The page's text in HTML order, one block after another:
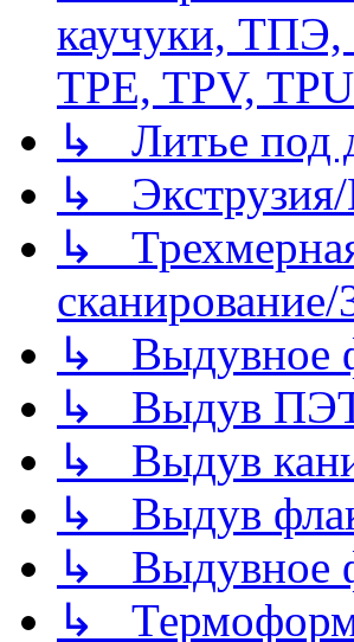
каучуки, ТПЭ,
TPE, TPV,
↳ Литье под
↳ Экструзия/
↳
↳ Выдувное
↳ Выдув
↳ Выдув
↳ Выдув
↳ Выдувное
↳